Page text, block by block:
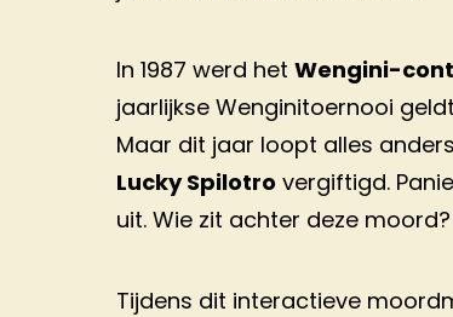
In 1987 werd het Wengini-
jaarlijkse Wenginitoernooi
Maar dit jaar loopt alles
Lucky Spilotro vergiftigd.
uit. Wie zit achter deze
Tijdens dit interactieve